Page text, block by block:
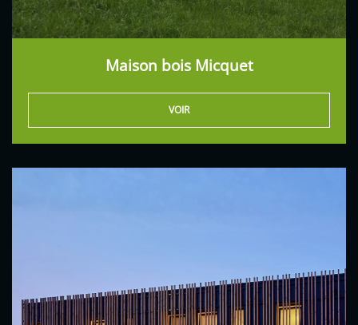
Maison bois Micquet
VOIR